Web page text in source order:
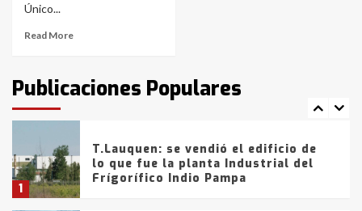
Único...
Read More
Publicaciones Populares
6
fueron detenidos por
comercialización de drogas en la
tarde del sábado
1
T.Lauquen: se vendió el edificio de
lo que fue la planta Industrial del
Frígorífico Indio Pampa